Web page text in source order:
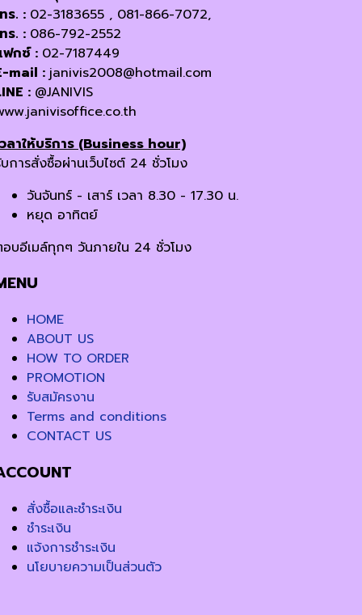
ร. : 02-3183655 , 081-866-7072,
ร. : 086-792-2552
กซ์ : 02-7187449
mail : janivis2008@hotmail.com
: @JANIVIS
ลาให้บริการ (Business hour)
การสั่งซื้อผ่านเว็บไซต์ 24 ชั่วโมง
วันจันทร์ - เสาร์ เวลา 8.30 - 17.30 น.
หยุด อาทิตย์
บอีเมล์ทุกๆ วันภายใน 24 ชั่วโมง
HOME
ABOUT US
HOW TO ORDER
PROMOTION
รับสมัครงาน
Terms and conditions
CONTACT US
สั่งซื้อและชำระเงิน
ชำระเงิน
แจ้งการชำระเงิน
นโยบายความเป็นส่วนตัว